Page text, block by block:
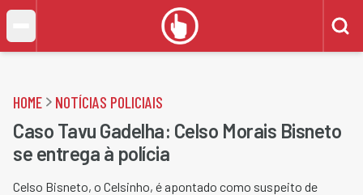
HOME NOTÍCIAS POLICIAIS
Caso Tavu Gadelha: Celso Morais Bisneto
se entrega à polícia
Celso Bisneto, o Celsinho, é apontado como suspeito de